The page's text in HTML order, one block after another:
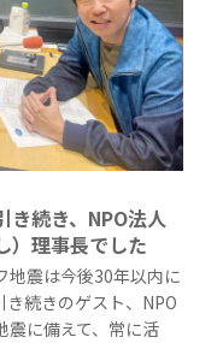
き続き、NPO法人
理事長でした
地震は今後30年以内に
続きのゲスト、NPO
震に備えて、常に活